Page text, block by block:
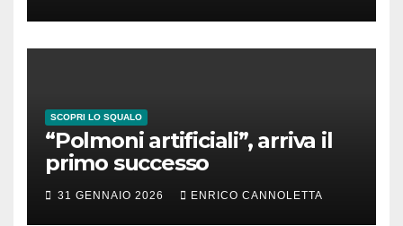
SCOPRI LO SQUALO
“Polmoni artificiali”, arriva il
primo successo
31 GENNAIO 2026 ENRICO CANNOLETTA